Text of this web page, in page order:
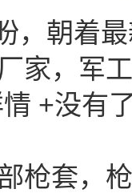
，朝着
家，军
+没有
枪套，